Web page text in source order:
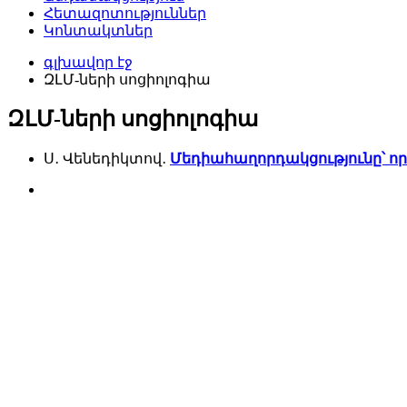
Հետազոտություններ
Կոնտակտներ
գլխավոր էջ
ԶԼՄ-ների սոցիոլոգիա
ԶԼՄ-ների սոցիոլոգիա
Ս․ Վենեդիկտով․